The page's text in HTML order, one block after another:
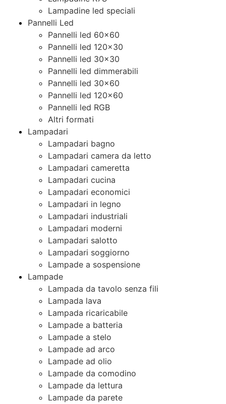
Lampadine led speciali
Pannelli Led
Pannelli led 60×60
Pannelli led 120×30
Pannelli led 30×30
Pannelli led dimmerabili
Pannelli led 30×60
Pannelli led 120×60
Pannelli led RGB
Altri formati
Lampadari
Lampadari bagno
Lampadari camera da letto
Lampadari cameretta
Lampadari cucina
Lampadari economici
Lampadari in legno
Lampadari industriali
Lampadari moderni
Lampadari salotto
Lampadari soggiorno
Lampade a sospensione
Lampade
Lampada da tavolo senza fili
Lampada lava
Lampada ricaricabile
Lampade a batteria
Lampade a stelo
Lampade ad arco
Lampade ad olio
Lampade da comodino
Lampade da lettura
Lampade da parete